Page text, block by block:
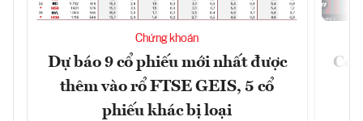
Chứng khoán
Dự báo 9 cổ phiếu mới nhất được
thêm vào rổ FTSE GEIS, 5 cổ
phiếu khác bị loại
Có